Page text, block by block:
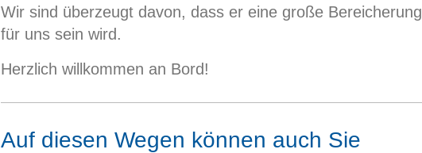
Wir sind überzeugt davon, dass er eine große Bereicherung
für uns sein wird.
Herzlich willkommen an Bord!
Auf diesen Wegen können auch Sie